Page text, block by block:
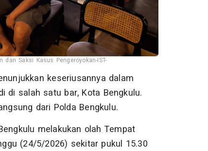
Saksi Kasus Pengeroyokan-IST-
keseriusannya dalam
di salah satu bar, Kota Bengkulu.
dari Polda Bengkulu.
melakukan olah Tempat
(24/5/2026) sekitar pukul 15.30